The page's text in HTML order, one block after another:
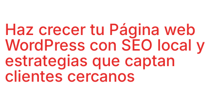
Haz crecer tu Página web
WordPress con SEO local y
estrategias que captan
clientes cercanos